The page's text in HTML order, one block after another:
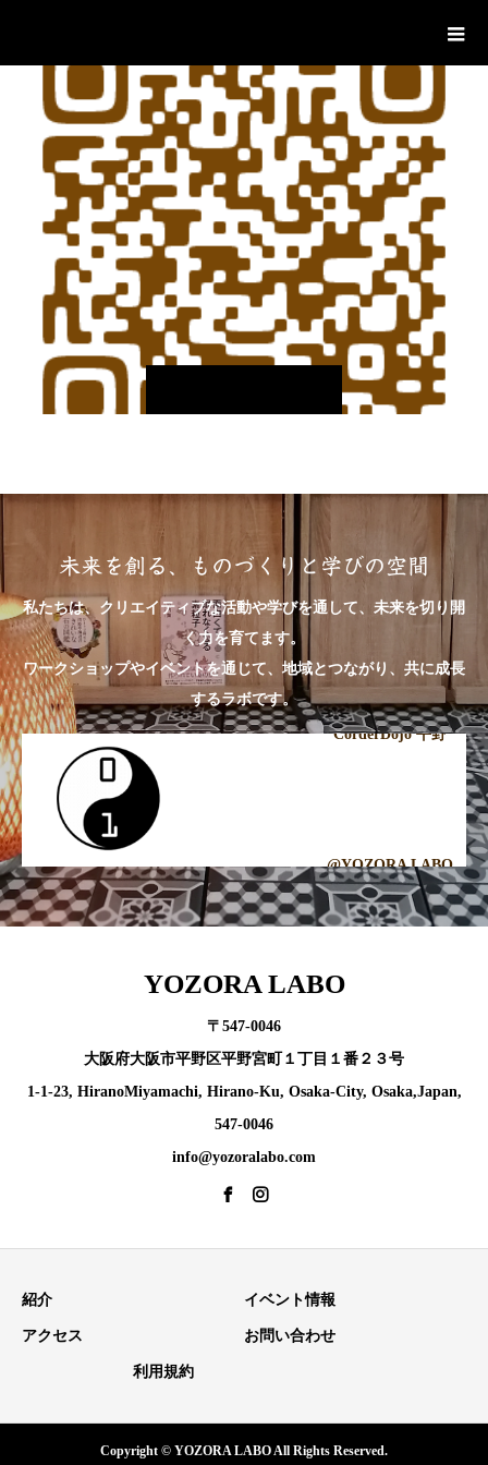
未来を創る、ものづくりと学びの空間
私たちは、クリエイティブな活動や学びを通して、未来を切り開
く力を育てます。
ワークショップやイベントを通じて、地域とつながり、共に成長
するラボです。
CorderDojo 平野
@YOZORA LABO
YOZORA LABO
〒547-0046
大阪府大阪市平野区平野宮町１丁目１番２３号
1-1-23, HiranoMiyamachi, Hirano-Ku, Osaka-City, Osaka,Japan,
547-0046
info@yozoralabo.com
紹介 イベント情報
アクセス お問い合わせ
利用規約
Copyright © YOZORA LABO All Rights Reserved.